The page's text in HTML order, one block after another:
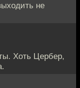
не
Хоть Цербер,